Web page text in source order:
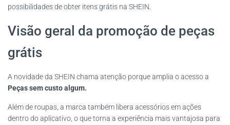
possibilidades de obter itens grátis na SHEIN.
Visão geral da promoção de peças
grátis
A novidade da SHEIN chama atenção porque amplia o acesso a
Peças sem custo algum.
Além de roupas, a marca também libera acessórios em ações
dentro do aplicativo, o que torna a experiência mais vantajosa para